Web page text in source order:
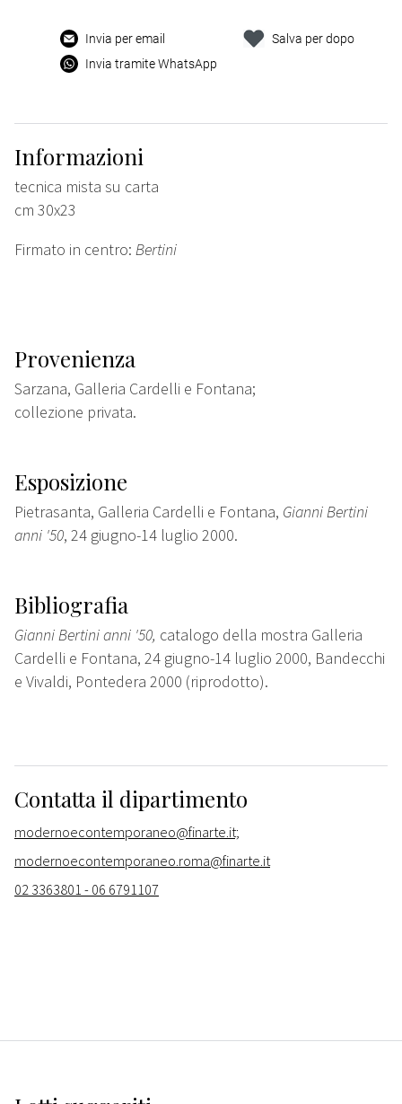
Invia per email
Invia tramite WhatsApp
Salva per dopo
Informazioni
tecnica mista su carta
cm 30x23
Firmato in centro: Bertini
Provenienza
Sarzana, Galleria Cardelli e Fontana;
collezione privata.
Esposizione
Pietrasanta, Galleria Cardelli e Fontana, Gianni Bertini
anni '50, 24 giugno-14 luglio 2000.
Bibliografia
Gianni Bertini anni '50, catalogo della mostra Galleria
Cardelli e Fontana, 24 giugno-14 luglio 2000, Bandecchi
e Vivaldi, Pontedera 2000 (riprodotto).
Contatta il dipartimento
modernoecontemporaneo@finarte.it;
modernoecontemporaneo.roma@finarte.it
02 3363801 - 06 6791107